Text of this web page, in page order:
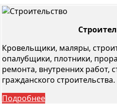
Кровельщики, маляры,
опалубщики, плотники,
ремонта, внутренних работ,
гражданского строительства.
Подробнее